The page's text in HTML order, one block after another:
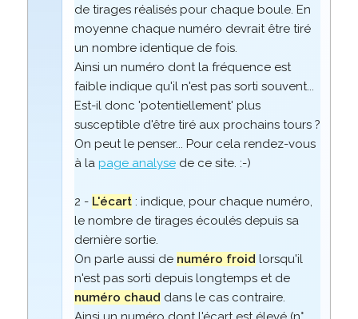
de tirages réalisés pour chaque boule. En
moyenne chaque numéro devrait être tiré
un nombre identique de fois.
Ainsi un numéro dont la fréquence est
faible indique qu'il n'est pas sorti souvent...
Est-il donc 'potentiellement' plus
susceptible d'être tiré aux prochains tours ?
On peut le penser... Pour cela rendez-vous
à la page analysede ce site. :-)
2 - L'écart: indique, pour chaque numéro,
le nombre de tirages écoulés depuis sa
dernière sortie.
On parle aussi de numéro froid lorsqu'il
n'est pas sorti depuis longtemps et de
numéro chaud dans le cas contraire.